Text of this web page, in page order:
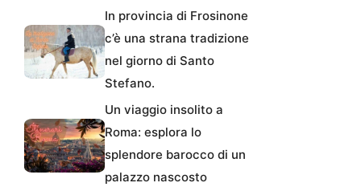
In provincia di Frosinone
c’è una strana tradizione
nel giorno di Santo
Stefano.
Un viaggio insolito a
Roma: esplora lo
splendore barocco di un
palazzo nascosto